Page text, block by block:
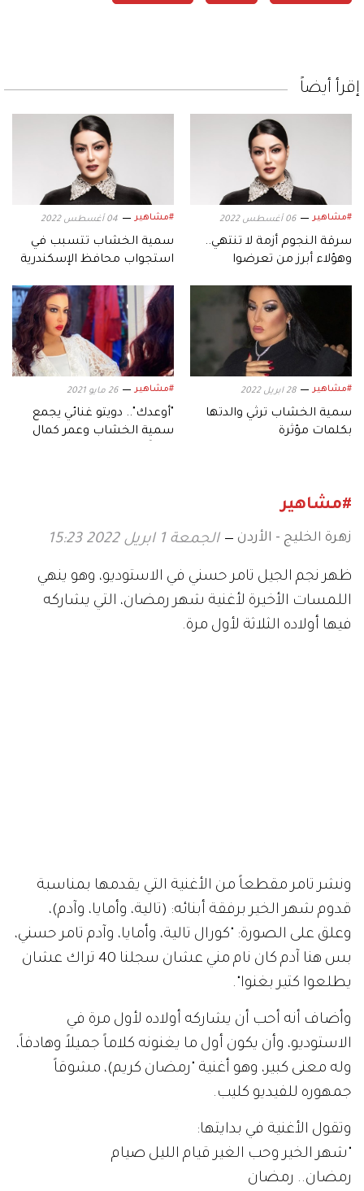
إقرأ أيضاً
#مشاهير 06 أغسطس 2022
سرقة النجوم أزمة لا تنتهي..
وهؤلاء أبرز من تعرضوا
#مشاهير 04 أغسطس 2022
سمية الخشاب تتسبب في
استجواب محافظ الإسكندرية
#مشاهير 28 ابريل 2022
سمية الخشاب ترثي والدتها
بكلمات مؤثرة
#مشاهير 26 مايو 2021
"أوعدك".. دويتو غنائي يجمع
سمية الخشاب وعمر كمال
#مشاهير
زهرة الخليج - الأردن الجمعة 1 ابريل 2022 15:23
ظهر نجم الجيل تامر حسني في الاستوديو، وهو ينهي
اللمسات الأخيرة لأغنية شهر رمضان، التي يشاركه
فيها أولاده الثلاثة لأول مرة.
ونشر تامر مقطعاً من الأغنية التي يقدمها بمناسبة
قدوم شهر الخير برفقة أبنائه: (تالية، وأمايا، وآدم)،
وعلق على الصورة: "كورال تالية، وأمايا، وآدم تامر حسني،
بس هنا آدم كان نام مني عشان سجلنا 40 تراك عشان
يطلعوا كتير بغنوا".
وأضاف أنه أحب أن يشاركه أولاده لأول مرة في
الاستوديو، وأن يكون أول ما يغنونه كلاماً جميلاً وهادفاً،
وله معنى كبير، وهو أغنية "رمضان كريم)، مشوقاً
جمهوره للفيديو كليب.
وتقول الأغنية في بدايتها:
"شهر الخير وحب الغير قيام الليل صيام
رمضان.. رمضان